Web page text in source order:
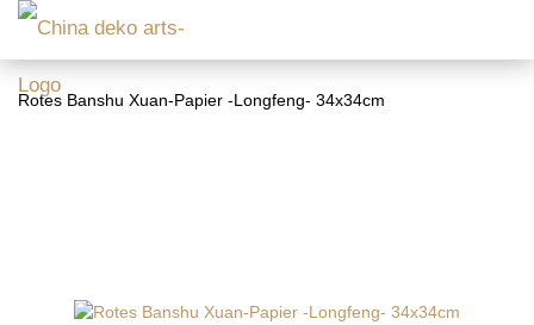
Rotes Banshu Xuan-Papier -Longfeng- 34x34cm